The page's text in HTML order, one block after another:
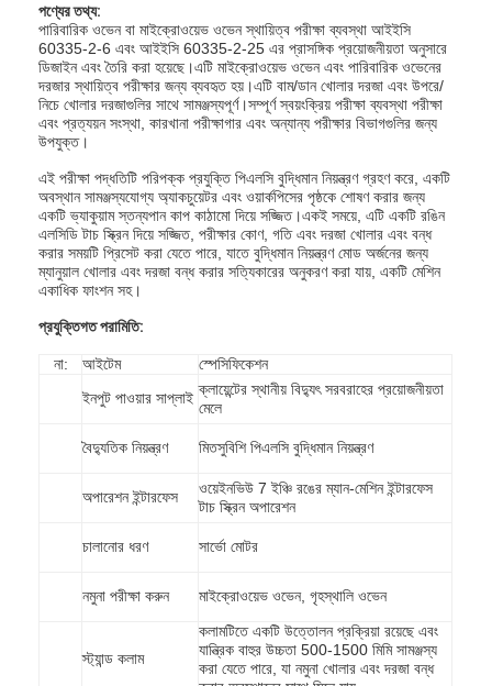
পণ্যের তথ্য:
পারিবারিক ওভেন বা মাইক্রোওয়েভ ওভেন স্থায়িত্ব পরীক্ষা ব্যবস্থা আইইসি
60335-2-6 এবং আইইসি 60335-2-25 এর প্রাসঙ্গিক প্রয়োজনীয়তা অনুসারে
ডিজাইন এবং তৈরি করা হয়েছে।এটি মাইক্রোওয়েভ ওভেন এবং পারিবারিক ওভেনের
দরজার স্থায়িত্ব পরীক্ষার জন্য ব্যবহৃত হয়।এটি বাম/ডান খোলার দরজা এবং উপরে/
নিচে খোলার দরজাগুলির সাথে সামঞ্জস্যপূর্ণ।সম্পূর্ণ স্বয়ংক্রিয় পরীক্ষা ব্যবস্থা পরীক্ষা
এবং প্রত্যয়ন সংস্থা, কারখানা পরীক্ষাগার এবং অন্যান্য পরীক্ষার বিভাগগুলির জন্য
উপযুক্ত।
এই পরীক্ষা পদ্ধতিটি পরিপক্ক প্রযুক্তি পিএলসি বুদ্ধিমান নিয়ন্ত্রণ গ্রহণ করে, একটি
অবস্থান সামঞ্জস্যযোগ্য অ্যাকচুয়েটর এবং ওয়ার্কপিসের পৃষ্ঠকে শোষণ করার জন্য
একটি ভ্যাকুয়াম স্তন্যপান কাপ কাঠামো দিয়ে সজ্জিত।একই সময়ে, এটি একটি রঙিন
এলসিডি টাচ স্ক্রিন দিয়ে সজ্জিত, পরীক্ষার কোণ, গতি এবং দরজা খোলার এবং বন্ধ
করার সময়টি প্রিসেট করা যেতে পারে, যাতে বুদ্ধিমান নিয়ন্ত্রণ মোড অর্জনের জন্য
ম্যানুয়াল খোলার এবং দরজা বন্ধ করার সত্যিকারের অনুকরণ করা যায়, একটি মেশিন
একাধিক ফাংশন সহ।
প্রযুক্তিগত পরামিতি:
না: আইটেম
স্পেসিফিকেশন
ইনপুট পাওয়ার সাপ্লাই ক্লায়েন্টের স্থানীয় বিদ্যুৎ সরবরাহের প্রয়োজনীয়তা
মেলে
বৈদ্যুতিক নিয়ন্ত্রণ মিতসুবিশি পিএলসি বুদ্ধিমান নিয়ন্ত্রণ
অপারেশন ইন্টারফেস
ওয়েইনভিউ 7 ইঞ্চি রঙের ম্যান-মেশিন ইন্টারফেস
টাচ স্ক্রিন অপারেশন
চালানোর ধরণ সার্ভো মোটর
নমুনা পরীক্ষা করুন মাইক্রোওয়েভ ওভেন, গৃহস্থালি ওভেন
স্ট্যান্ড কলাম
কলামটিতে একটি উত্তোলন প্রক্রিয়া রয়েছে এবং
যান্ত্রিক বাহুর উচ্চতা 500-1500 মিমি সামঞ্জস্য
করা যেতে পারে, যা নমুনা খোলার এবং দরজা বন্ধ